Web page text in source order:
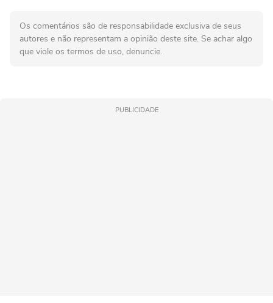
Os comentários são de responsabilidade exclusiva de seus
autores e não representam a opinião deste site. Se achar algo
que viole os termos de uso, denuncie.
PUBLICIDADE